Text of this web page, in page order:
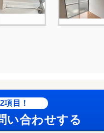
項目！
い合わせする